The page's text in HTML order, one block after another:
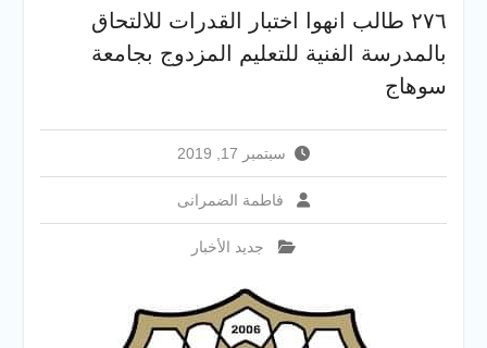
والخدمية بجامعة سوهاج
الجديدة
جامعة سوهاج تفتح أبوابها
الإلكتروني للقبول بالجامعات
٢٧٦ طالب انهوا اختبار القدرات للالتحاق
بالمدرسة الفنية للتعليم المزدوج بجامعة
سوهاج
سبتمبر 17, 2019
فاطمة الضمرانى
جديد الأخبار